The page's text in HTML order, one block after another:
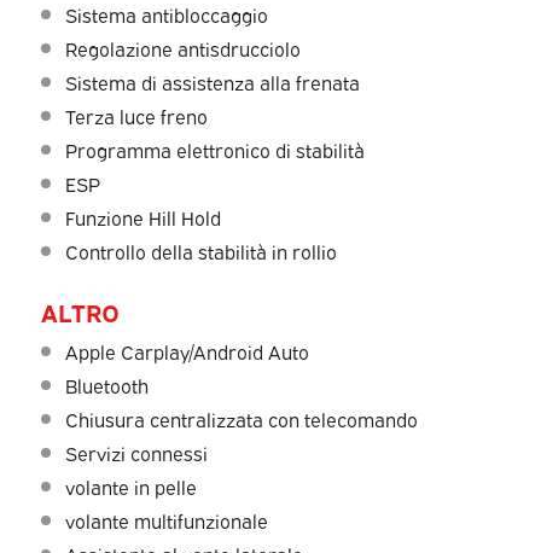
Sistema antibloccaggio
Regolazione antisdrucciolo
Sistema di assistenza alla frenata
Terza luce freno
Programma elettronico di stabilità
ESP
Funzione Hill Hold
Controllo della stabilità in rollio
ALTRO
Apple Carplay/Android Auto
Bluetooth
Chiusura centralizzata con telecomando
Servizi connessi
volante in pelle
volante multifunzionale